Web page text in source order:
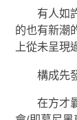
有人如許
的也有新潮
上從未呈現
構成先
在方才曩